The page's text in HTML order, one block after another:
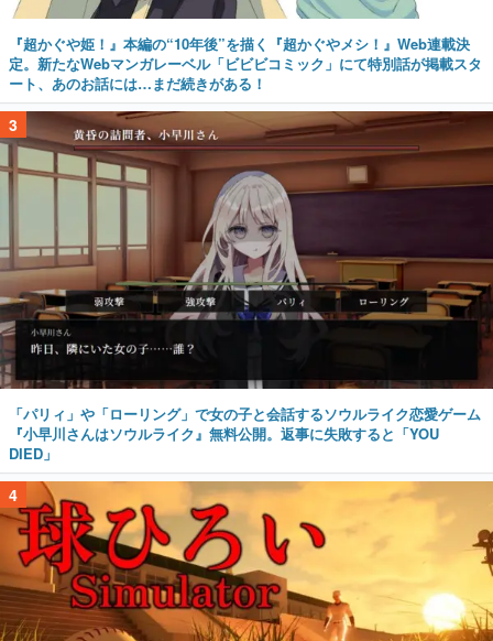
『超かぐや姫！』本編の“10年後”を描く『超かぐやメシ！』Web連載決
定。新たなWebマンガレーベル「ビビビコミック」にて特別話が掲載スタ
ート、あのお話には…まだ続きがある！
3
「パリィ」や「ローリング」で女の子と会話するソウルライク恋愛ゲーム
『小早川さんはソウルライク』無料公開。返事に失敗すると「YOU
DIED」
4